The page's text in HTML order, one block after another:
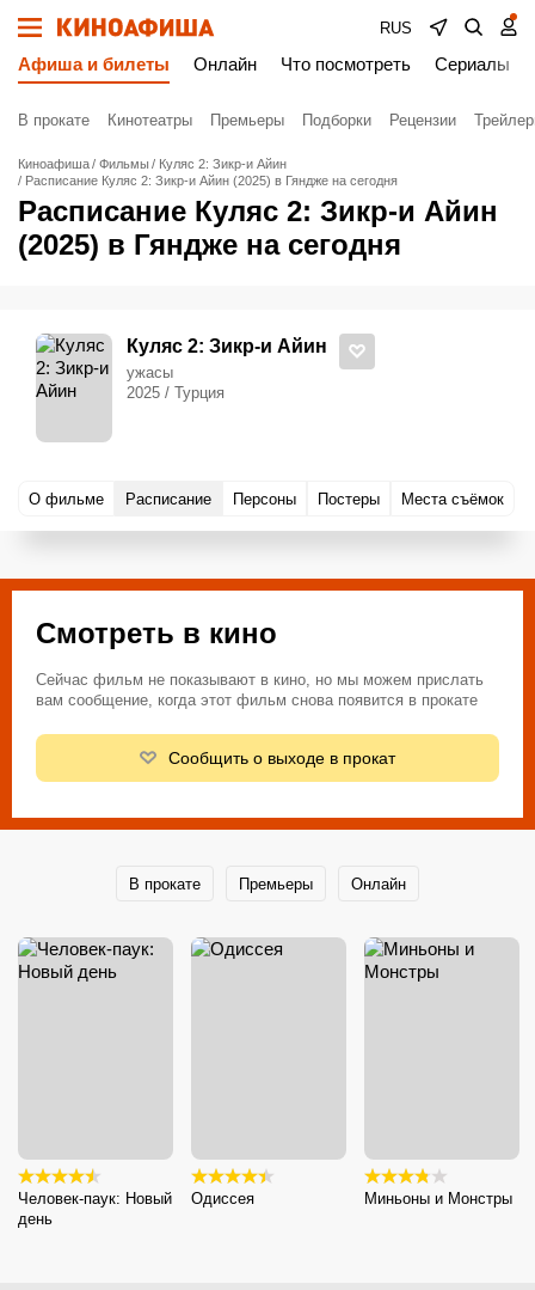
RUS
Афиша и билеты Онлайн Что посмотреть Сериалы
В прокате Кинотеатры Премьеры Подборки Рецензии
Киноафиша Фильмы
Куляс 2: Зикр-и Айин
Расписание Куляс 2: Зикр-и Айин (2025) в Гяндже на сегодня
Расписание Куляс 2: Зикр-и Айин
(2025) в Гяндже на сегодня
Куляс 2: Зикр-и Айин
ужасы
2025 / Турция
О фильме Расписание Персоны Постеры Места съёмок
Смотреть в кино
Сейчас фильм не показывают в кино, но мы можем прислать
вам сообщение, когда этот фильм снова появится в прокате
Сообщить о выходе в прокат
В прокате Премьеры Онлайн
Человек-паук: Новый
день
Одиссея Миньоны и Монстры